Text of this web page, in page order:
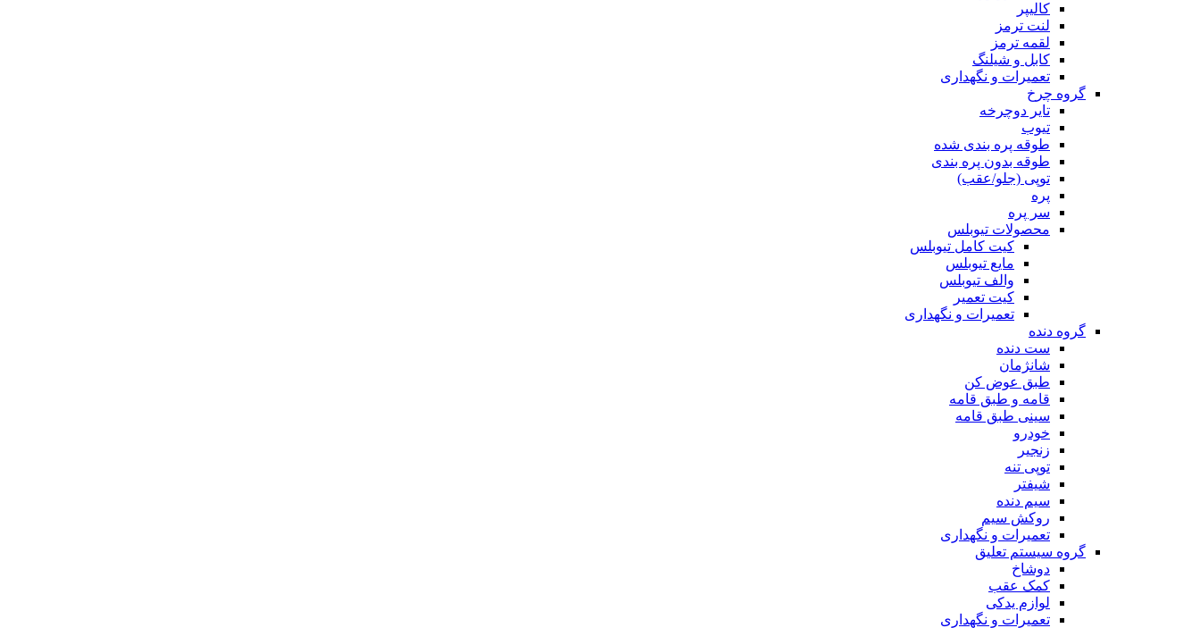
کالیپر
لنت ترمز
لقمه ترمز
کابل و شیلنگ
تعمیرات و نگهداری
گروه چرخ
تایر دوچرخه
تیوب
طوقه پره بندی شده
طوقه بدون پره بندی
توپی (جلو/عقب)
پره
سر پره
محصولات تیوبلس
کیت کامل تیوبلس
مایع تیوبلس
والف تیوبلس
کیت تعمیر
تعمیرات و نگهداری
گروه دنده
ست دنده
شانژمان
طبق عوض کن
قامه و طبق قامه
سینی طبق قامه
خودرو
زنجیر
توپی تنه
شیفتر
سیم دنده
روکش سیم
تعمیرات و نگهداری
گروه سیستم تعلیق
دوشاخ
کمک عقب
لوازم یدکی
تعمیرات و نگهداری